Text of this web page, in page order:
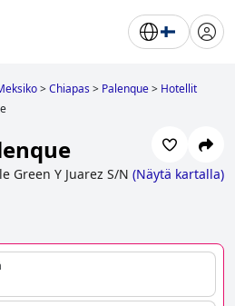
>Chiapas> Palenque> Hotellit
Green Y Juarez S/N (Näytä kartalla)